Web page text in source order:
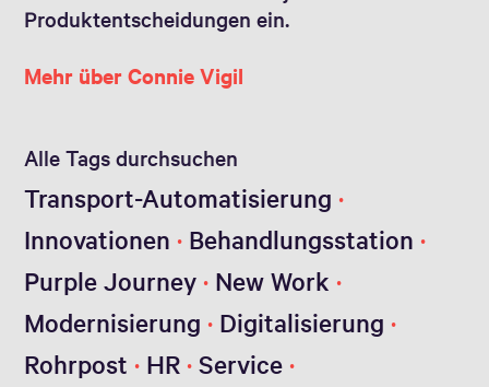
Produktentscheidungen ein.
Mehr über Connie Vigil
Alle Tags durchsuchen
Transport-Automatisierung
Innovationen
Behandlungsstation
Purple Journey New Work
Modernisierung
Digitalisierung
Rohrpost
HR Service